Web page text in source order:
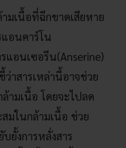
มเนื้อที่ฉีกขาดเสียหาย
อนคาร์โน
แอนเซอรีน(Anserine)
าสารเหล่านี้อาจช่วย
ามเนื้อ โดยจะไปลด
มในกล้ามเนื้อ ช่วย
ยั้งการหลั่งสาร